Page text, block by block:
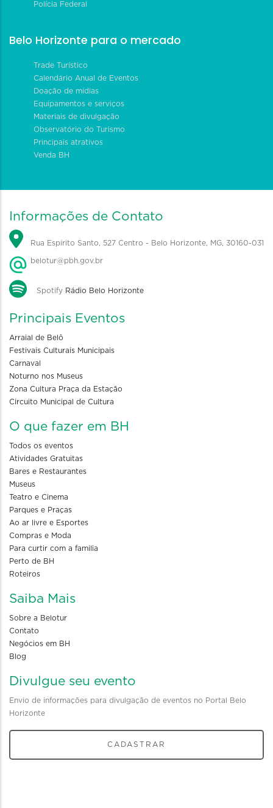
Polícia Federal
Belo Horizonte para o mercado
Trade Turístico
Calendário Anual de Eventos
Doação de mídias
Equipamentos e serviços
Materiais de divulgação
Observatório do Turismo
Principais atrativos
Venda BH
Informações de Contato
Rua Espírito Santo, 527 Centro - Belo Horizonte, MG, 30160-031
belotur@pbh.gov.br
Spotify Rádio Belo Horizonte
Principais Eventos
Arraial de Belô
Festivais Culturais Municipais
Carnaval
Noturno nos Museus
Zona Cultura Praça da Estação
Circuito Municipal de Cultura
O que fazer em BH
Todos os eventos
Atividades Gratuitas
Bares e Restaurantes
Museus
Teatro e Cinema
Parques e Praças
Ao ar livre e Esportes
Compras e Moda
Para curtir com a familia
Perto de BH
Roteiros
Saiba Mais
Sobre a Belotur
Contato
Negócios em BH
Blog
Divulgue seu evento
Envio de informações para divulgação de eventos no Portal Belo
Horizonte
CADASTRAR